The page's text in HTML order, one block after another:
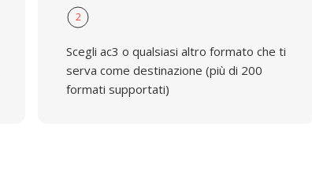
2
Scegli ac3 o qualsiasi altro formato che ti
serva come destinazione (più di 200
formati supportati)